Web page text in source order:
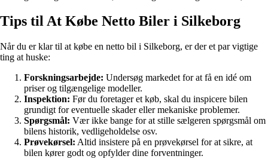
Tips til At Købe Netto Biler i Silkeborg
Når du er klar til at købe en netto bil i Silkeborg, er der et par vigtige
ting at huske:
Forskningsarbejde: Undersøg markedet for at få en idé om
priser og tilgængelige modeller.
Inspektion: Før du foretager et køb, skal du inspicere bilen
grundigt for eventuelle skader eller mekaniske problemer.
Spørgsmål: Vær ikke bange for at stille sælgeren spørgsmål om
bilens historik, vedligeholdelse osv.
Prøvekørsel: Altid insistere på en prøvekørsel for at sikre, at
bilen kører godt og opfylder dine forventninger.